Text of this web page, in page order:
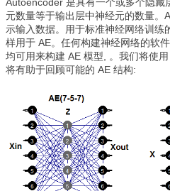
Autoencoder 是具有一个或多个隐藏
元数量等于输出层中神经元的数量
示输入数据。用于标准神经网络训练
样用于 AE。任何构建神经网络的软
均可用来构建 AE 模型, 。我们将使用
将有助于回顾可能的 AE 结构: